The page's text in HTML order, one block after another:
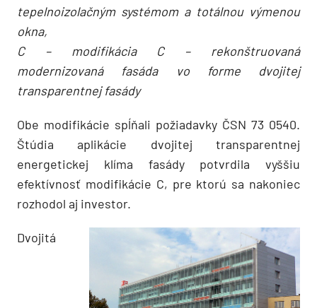
tepelnoizolačným systémom a totálnou výmenou
okna,
C – modifikácia C – rekonštruovaná
modernizovaná fasáda vo forme dvojitej
transparentnej fasády
Obe modifikácie spĺňali požiadavky ČSN 73 0540.
Štúdia aplikácie dvojitej transparentnej
energetickej klíma fasády potvrdila vyššiu
efektívnosť modifikácie C, pre ktorú sa nakoniec
rozhodol aj investor.
Dvojitá